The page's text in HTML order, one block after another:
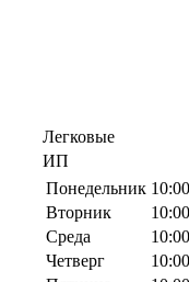
Легковые
ИП
Понедельник
Вторник
Среда
Четверг